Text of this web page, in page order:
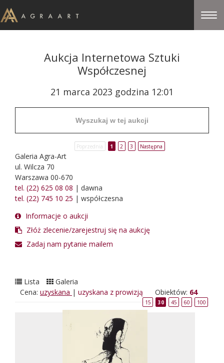
Aukcja Internetowa Sztuki
Współczesnej
21 marca 2023 godzina 12:01
Poprzednia 1 2 3 Następna
Galeria Agra-Art
ul. Wilcza 70
Warszawa 00-670
tel. (22) 625 08 08 | dawna
tel. (22) 745 10 25 | współczesna
Informacje o aukcji
Złóż zlecenie/zarejestruj się na aukcję
Zadaj nam pytanie mailem
Lista
Galeria
Cena: uzyskana | uzyskana z prowizją Obiektów: 64
15 30 45 60 100